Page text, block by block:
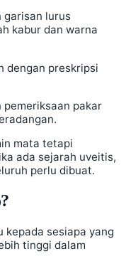
garisan lurus
kabur dan warna
dengan preskripsi
pemeriksaan pakar
mata tetapi
ada sejarah uveitis,
perlu dibuat.
kepada sesiapa yang
tinggi dalam